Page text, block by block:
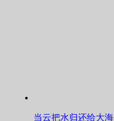
当云把水归还给大海